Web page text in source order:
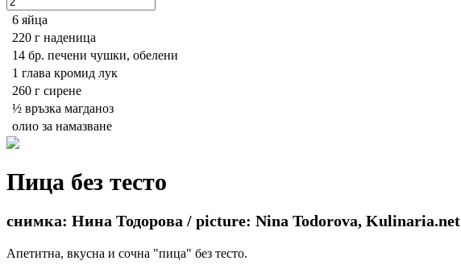
6 яйца
220 г наденица
14 бр. печени чушки, обелени
1 глава кромид лук
260 г сирене
½ връзка магданоз
олио за намазване
Пица без тесто
снимка: Нина Тодорова / picture: Nina Todorova, Kulinaria.net
Апетитна, вкусна и сочна "пица" без тесто.